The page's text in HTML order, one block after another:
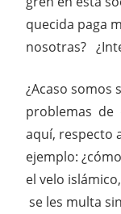
quecida paga
nosotras?
¿Acaso somos
problemas de
aquí, respecto
ejemplo:
el velo
se les multa